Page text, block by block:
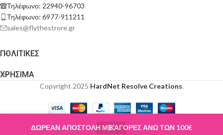
ΔΩΡΕΑΝ ΑΠΟΣΤΟΛΗ ΜΕ ΑΓΟΡΕΣ ΑΝΩ ΤΩΝ 100€
Τηλέφωνο: 22940-96703
Τηλέφωνο: 6977-911211
sales@flythestrore.gr
ΠΟΛΙΤΙΚΕΣ
ΧΡΗΣΙΜΑ
Copyright 2025 HardNet Resolve Creations.